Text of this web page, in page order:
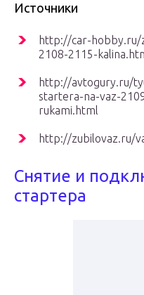
Источники
http://car-hobby.ru/
2108-2115-
http://avtogury.ru/
startera-na-vaz-
rukami.html
http://zubilovaz.ru/
Снятие и
стартера